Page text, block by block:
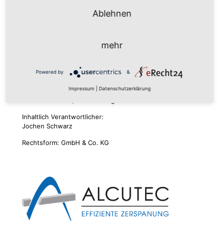
Tel +49 (0)8231 / 30 188 0
Impressum
Vertretungsberechtigte Geschäftsführer:
Inhaltlich Verantwortlicher:
Jochen Schwarz
Rechtsform: GmbH & Co. KG
Ablehnen
mehr
Powered by &
Impressum Datenschutzerklärung